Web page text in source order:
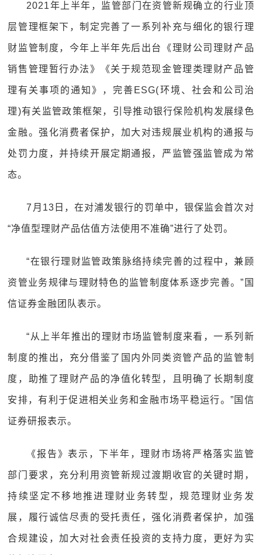
2021年上半年，监管部门在资管新规确立的行业顶
层管理框架下，制定完善了一系列补充与细化的银行理
财监管制度，今年上半年先后出台《理财公司理财产品
销售管理暂行办法》《关于规范现金管理类理财产品管
理有关事项的通知》，完善ESG(环境、社会和公司治
理)有关监管政策框架，引导推动银行保险机构发展绿色
金融。强化消费者保护，加大对违规展业机构的通报与
处罚力度，并持续开展定期通报，严监管强监管成为常
态。
7月13日，在对浦发银行的罚单中，银保监会首次对
“净值型理财产品估值方法使用不准确”进行了处罚。
“在银行理财监管政策脉络持续完善的过程中，兼顾
资管业务规律与理财特色的监管制度体系逐步完善。”国
信证券金融团队表示。
“从上半年推出的理财市场监管制度来看，一系列新
制度的推出，充分借鉴了国内外同类资管产品的监管制
度，助推了理财产品的净值化转型，且明确了长期制度
安排，有利于促进相关业务和金融市场平稳运行。”国信
证券研报表示。
《报告》表示，下半年，理财市场将严格落实监管
部门要求，充分利用资管新规过渡期收官的关键时期，
持续坚定不移地推进理财业务转型，规范理财业务发
展，履行诚信尽责的受托责任，强化消费者保护，加强
合规建设，加大对社会责任投资的支持力度，更好为实